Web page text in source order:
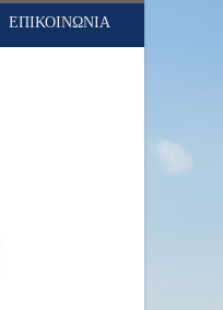
ΕΠΙΚΟΙΝΩΝΙΑ